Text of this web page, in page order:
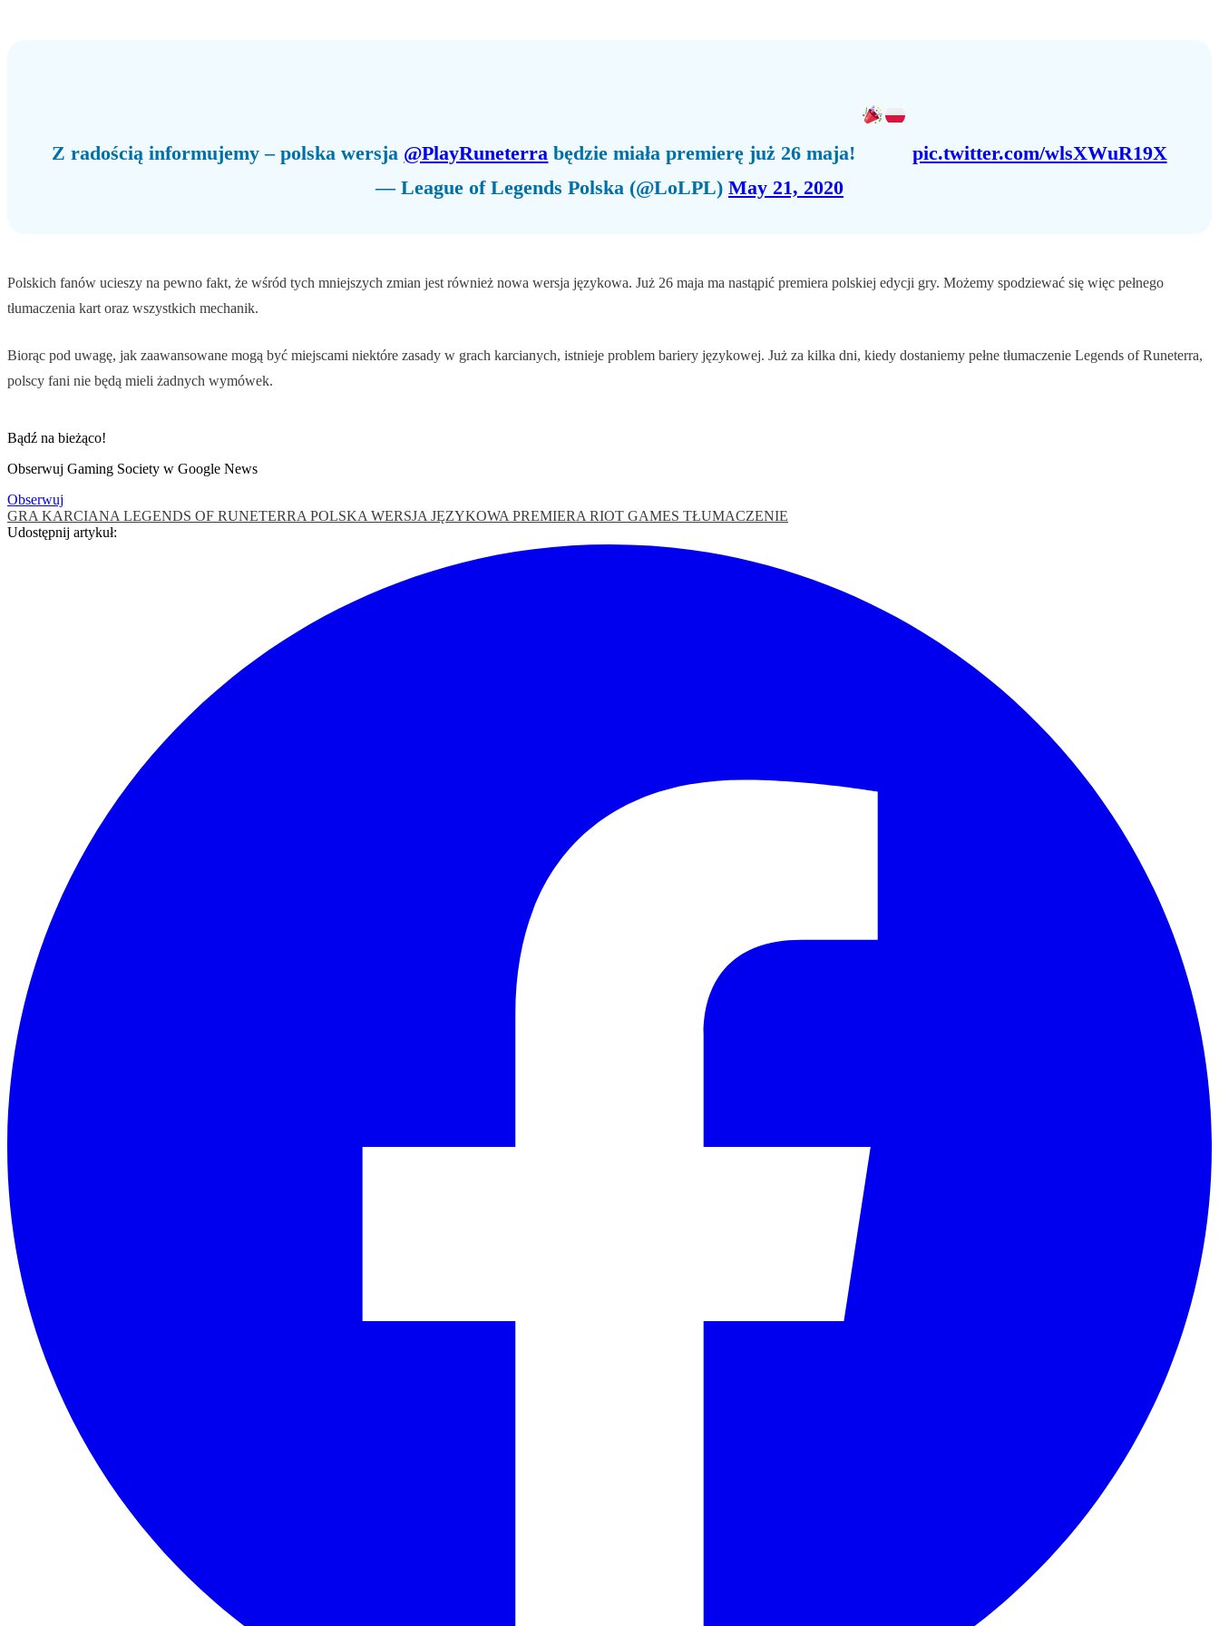
Z radością informujemy – polska wersja @PlayRuneterra będzie miała premierę już 26 maja!
pic.twitter.com/wlsXWuR19X
— League of Legends Polska (@LoLPL) May 21, 2020
Polskich fanów ucieszy na pewno fakt, że wśród tych mniejszych zmian jest również nowa wersja językowa. Już 26 maja ma nastąpić premiera polskiej edycji gry. Możemy spodziewać się więc pełnego
tłumaczenia kart oraz wszystkich mechanik.
Biorąc pod uwagę, jak zaawansowane mogą być miejscami niektóre zasady w grach karcianych, istnieje problem bariery językowej. Już za kilka dni, kiedy dostaniemy pełne tłumaczenie Legends of Runeterra,
polscy fani nie będą mieli żadnych wymówek.
Bądź na bieżąco!
Obserwuj Gaming Society w Google News
Obserwuj
GRA KARCIANA LEGENDS OF RUNETERRA POLSKA WERSJA JĘZYKOWA PREMIERA RIOT GAMES TŁUMACZENIE
Udostępnij artykuł: